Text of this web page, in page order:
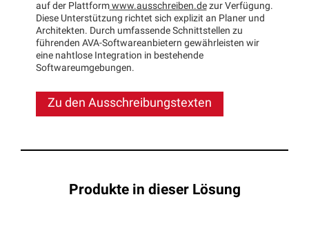
auf der Plattformwww.ausschreiben.dezur Verfügung.
Diese Unterstützung richtet sich explizit an Planer und
Architekten. Durch umfassende Schnittstellen zu
führenden AVA-Softwareanbietern gewährleisten wir
eine nahtlose Integration in bestehende
Softwareumgebungen.
Zu den Ausschreibungstexten
Produkte in dieser Lösung